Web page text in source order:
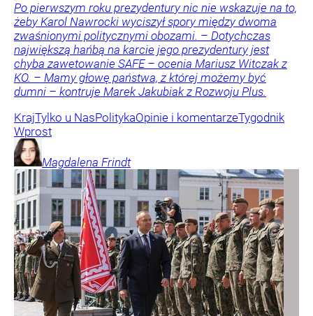
Po pierwszym roku prezydentury nic nie wskazuje na to,
żeby Karol Nawrocki wyciszył spory między dwoma
zwaśnionymi politycznymi obozami. – Dotychczas
największą hańbą na karcie jego prezydentury jest
chyba zawetowanie SAFE – ocenia Mariusz Witczak z
KO. – Mamy głowę państwa, z której możemy być
dumni – kontruje Marek Jakubiak z Rozwoju Plus.
KrajTylko u NasPolitykaOpinie i komentarzeTygodnik
Wprost
Magdalena Frindt